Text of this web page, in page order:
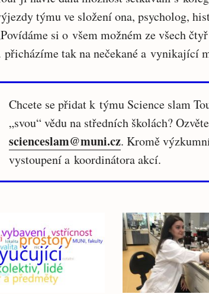
týmu ve složení ona, psycholog,
si o všem možném ze všech
přicházíme tak na nečekané a vynikající
Chcete se přidat k týmu Science slam
„svou“ vědu na středních školách?
scienceslam@muni.cz. Kromě
vystoupení a koordinátora akcí.